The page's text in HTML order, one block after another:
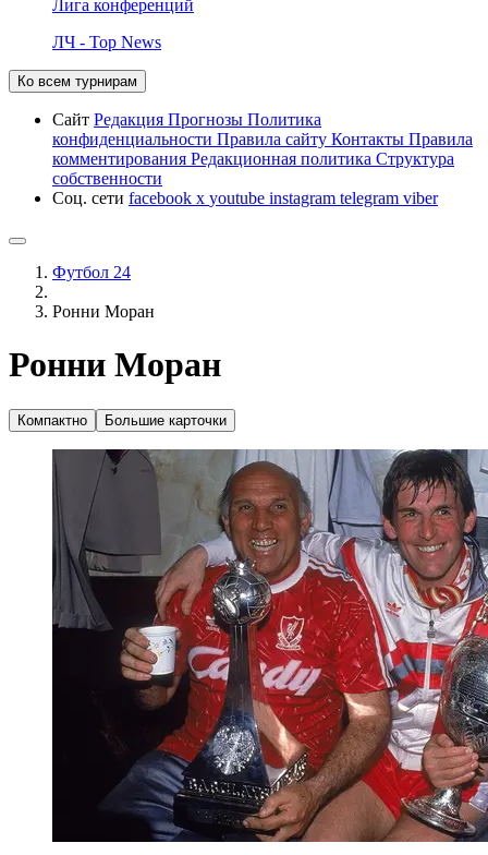
Лига конференций
ЛЧ - Top News
Ко всем турнирам
Сайт Редакция Прогнозы Политика
конфиденциальности Правила сайту Контакты Правила
комментирования Редакционная политика Структура
собственности
Соц. сети facebook x youtube instagram telegram viber
Футбол 24
Ронни Моран
Ронни Моран
Компактно Большие карточки